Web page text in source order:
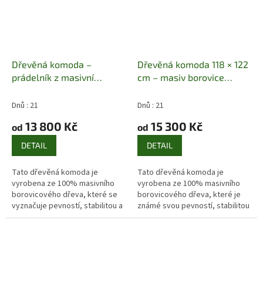
Dřevěná komoda –
prádelník z masivní
6 zásuvek + 1 dvířka
Dnů : 21
od 13 800 Kč
DETAIL
Tato dřevěná komoda je
vyrobena ze 100% masivního
borovicového dřeva, které se
vyznačuje pevností, stabilitou a
výraznou přírodní kresbou. Díky
Dřevěná komoda 118 × 122
cm – masiv borovice
+ 2 dvířka | 118 × 122 × 47
Dnů : 21
od 15 300 Kč
DETAIL
Tato dřevěná komoda je
vyrobena ze 100% masivního
borovicového dřeva, které je
známé svou pevností, stabilitou
a výraznou přírodní kresbou.